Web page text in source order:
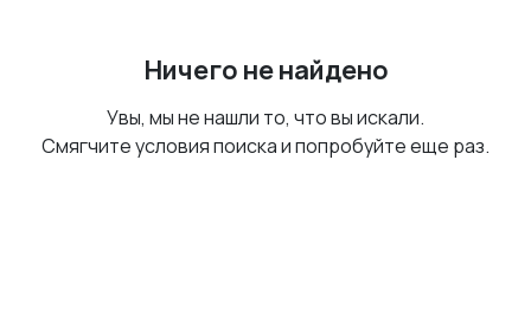
Ничего не найдено
Увы, мы не нашли то, что вы искали.
Смягчите условия поиска и попробуйте еще раз.